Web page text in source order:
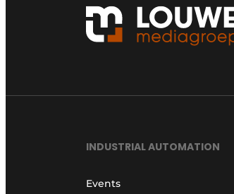
INDUSTRIAL AUTOMATION
Events